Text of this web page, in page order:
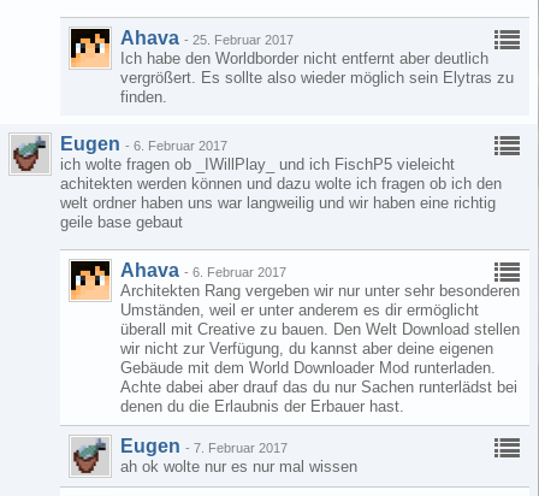
Ahava - 25. Februar 2017
Ich habe den Worldborder nicht entfernt aber deutlich
vergrößert. Es sollte also wieder möglich sein Elytras zu
finden.
Eugen - 6. Februar 2017
ich wolte fragen ob _IWillPlay_ und ich FischP5 vieleicht
achitekten werden können und dazu wolte ich fragen ob ich den
welt ordner haben uns war langweilig und wir haben eine richtig
geile base gebaut
Ahava - 6. Februar 2017
Architekten Rang vergeben wir nur unter sehr besonderen
Umständen, weil er unter anderem es dir ermöglicht
überall mit Creative zu bauen. Den Welt Download stellen
wir nicht zur Verfügung, du kannst aber deine eigenen
Gebäude mit dem World Downloader Mod runterladen.
Achte dabei aber drauf das du nur Sachen runterlädst bei
denen du die Erlaubnis der Erbauer hast.
Eugen - 7. Februar 2017
ah ok wolte nur es nur mal wissen